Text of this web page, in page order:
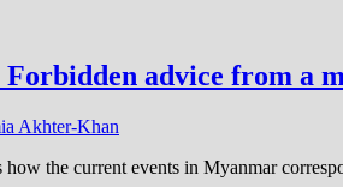
Forbidden advice from a
Akhter-Khan
the current events in Myanmar